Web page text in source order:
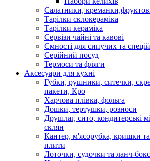
Салатники,
Тарілки склокераміка
Тарілки кераміка
Сервізи чайні та кавові
Ємності для сипучих та спецій
Серійний посуд
Термоси та фляги
Аксесуари для кухні
Губки, рушники, ситечки,
пакети, Кро
Харчова плівка, фольга
Дошки, тертушки, розноси
Друшлаг, сито, кондитерські
склян
Кантер, м'ясорубка, кришки
плити
Лоточки, судочки та ланч-